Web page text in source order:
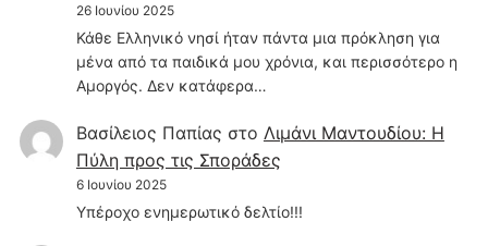
26 Ιουνίου 2025
Κάθε Ελληνικό νησί ήταν πάντα μια πρόκληση για
μένα από τα παιδικά μου χρόνια, και περισσότερο η
Αμοργός. Δεν κατάφερα…
Βασίλειος Παπίας στο Λιμάνι Μαντουδίου: Η
Πύλη προς τις Σποράδες
6 Ιουνίου 2025
Υπέροχο ενημερωτικό δελτίο!!!